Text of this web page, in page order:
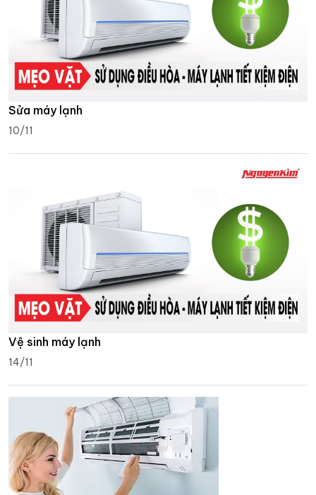
Sửa máy lạnh
10/11
Vệ sinh máy lạnh
14/11